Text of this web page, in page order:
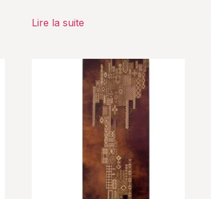
Lire la suite